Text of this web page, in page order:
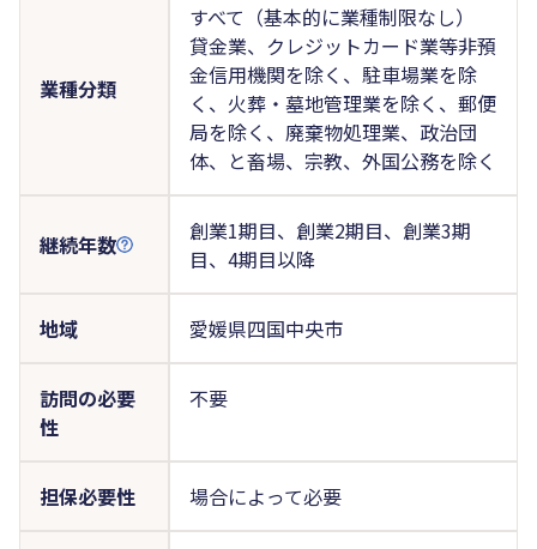
業種分類
すべて（基本的に業種制限なし）
貸金業、クレジットカード業等非預
金信用機関を除く、駐車場業を除
く、火葬・墓地管理業を除く、郵便
局を除く、廃棄物処理業、政治団
体、と畜場、宗教、外国公務を除く
継続年数
創業1期目、創業2期目、創業3期
目、4期目以降
地域 愛媛県四国中央市
訪問の必要
性
不要
担保必要性 場合によって必要